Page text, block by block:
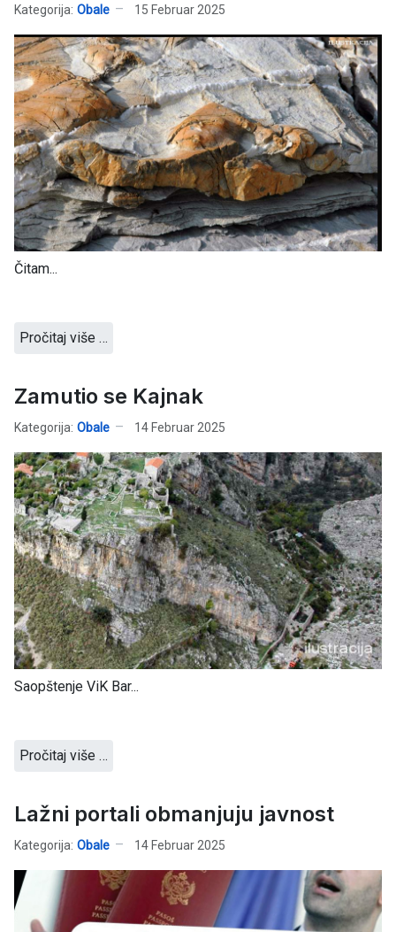
Kategorija: Obale 15 Februar 2025
Čitam...
Pročitaj više …
Zamutio se Kajnak
Kategorija: Obale 14 Februar 2025
Saopštenje ViK Bar...
Pročitaj više …
Lažni portali obmanjuju javnost
Kategorija: Obale 14 Februar 2025